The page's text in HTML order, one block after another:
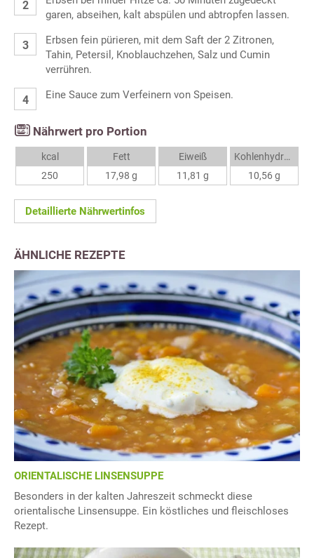
garen, abseihen, kalt abspülen und abtropfen lassen.
Erbsen fein pürieren, mit dem Saft der 2 Zitronen,
Tahin, Petersil, Knoblauchzehen, Salz und Cumin
verrühren.
Eine Sauce zum Verfeinern von Speisen.
Nährwert pro Portion
kcal
250
Fett
17,98 g
Eiweiß
11,81 g
Kohlenhydrate
10,56 g
Detaillierte Nährwertinfos
ÄHNLICHE REZEPTE
ORIENTALISCHE LINSENSUPPE
Besonders in der kalten Jahreszeit schmeckt diese
orientalische Linsensuppe. Ein köstliches und fleischloses
Rezept.